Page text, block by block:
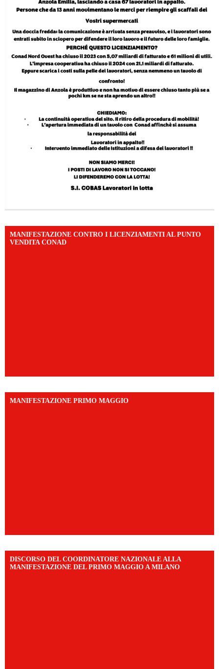
MANIFESTAZIONE CONTRO I LICENZIAMENTI AL PUNTO
VENDITA CONAD
MANIFESTAZIONE PRIMO MAGGIO
DISCORSO DEL COORDINATORE NAZIONALE ALLA
MANIFESTAZIONE DEL PRIMO MAGGIO A MILANO